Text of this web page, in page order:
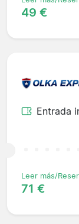
49 €
Entrada
Leer más/
71 €